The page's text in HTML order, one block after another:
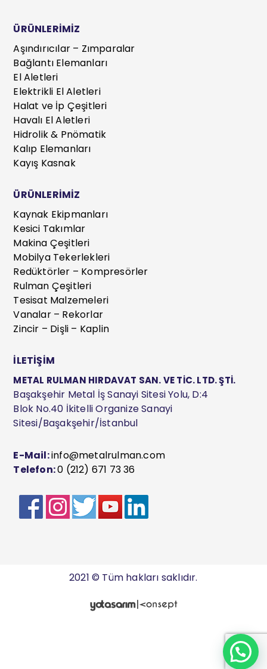
ÜRÜNLERİMİZ
Aşındırıcılar – Zımparalar
Bağlantı Elemanları
El Aletleri
Elektrikli El Aletleri
Halat ve İp Çeşitleri
Havalı El Aletleri
Hidrolik & Pnömatik
Kalıp Elemanları
Kayış Kasnak
ÜRÜNLERİMİZ
Kaynak Ekipmanları
Kesici Takımlar
Makina Çeşitleri
Mobilya Tekerlekleri
Redüktörler – Kompresörler
Rulman Çeşitleri
Tesisat Malzemeleri
Vanalar – Rekorlar
Zincir – Dişli – Kaplin
İLETİŞİM
METAL RULMAN HIRDAVAT SAN. VE TİC. LTD. ŞTİ.
Başakşehir Metal İş Sanayi Sitesi Yolu, D:4
Blok No.40 İkitelli Organize Sanayi
Sitesi/Başakşehir/İstanbul
E-Mail:info@metalrulman.com
Telefon:0 (212) 671 73 36
2021 © Tüm hakları saklıdır.